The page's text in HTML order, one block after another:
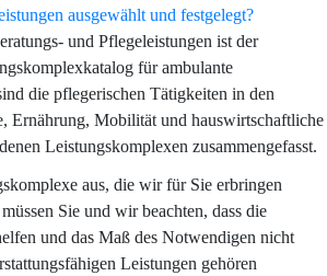
ausgewählt und festgelegt?
und Pflegeleistungen ist der
für ambulante
die pflegerischen Tätigkeiten in den
Ernährung, Mobilität und hauswirtschaftliche
Leistungskomplexen zusammengefasst.
aus, die wir für Sie erbringen
Sie und wir beachten, dass die
und das Maß des Notwendigen nicht
Leistungen gehören